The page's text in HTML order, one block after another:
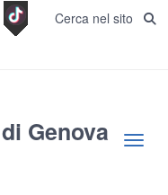
Cerca nel sito
Genova